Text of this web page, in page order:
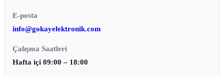
E-posta
info@gokayelektronik.com
Çalışma Saatleri
Hafta içi 09:00 – 18:00